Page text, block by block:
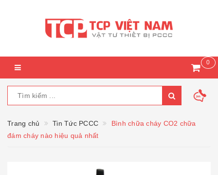
0
Trang chủ Tin Tức PCCC
Bình chữa cháy CO2 chữa
đám cháy nào hiệu quả nhất